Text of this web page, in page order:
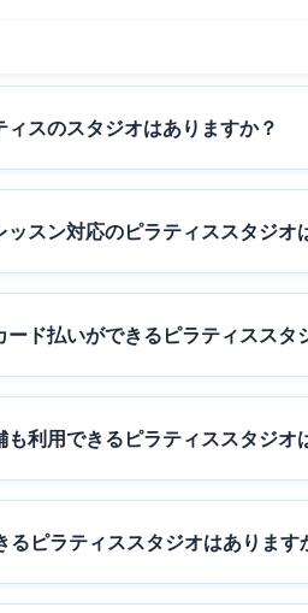
スのスタジオはありますか？
スン対応のピラティススタジオ
ド払いができるピラティススタ
利用できるピラティススタジオ
ピラティススタジオはあります